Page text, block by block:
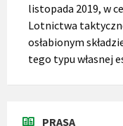
listopada 2019, w
Lotnictwa
osłabionym
tego typu własnej
PRASA